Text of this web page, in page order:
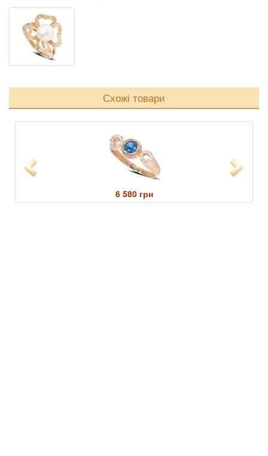
Схожі товари
Previous
6 580 грн
Next